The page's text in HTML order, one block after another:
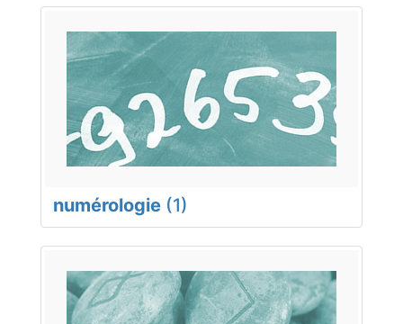
numérologie (1)